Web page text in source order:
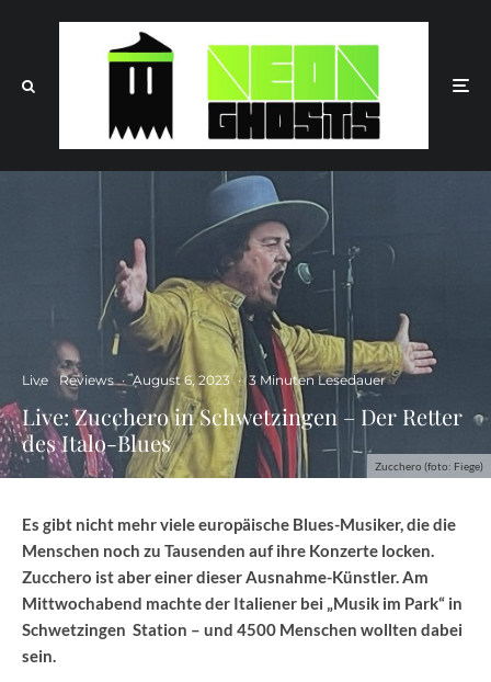
Zucchero (foto: Fiege)
Live Reviews · August 6, 2023 · 3 Minuten Lesedauer
Live: Zucchero in Schwetzingen – Der Retter
des Italo-Blues
Es gibt nicht mehr viele europäische Blues-Musiker, die die
Menschen noch zu Tausenden auf ihre Konzerte locken.
Zucchero ist aber einer dieser Ausnahme-Künstler. Am
Mittwochabend machte der Italiener bei „Musik im Park“ in
Schwetzingen Station – und 4500 Menschen wollten dabei
sein.